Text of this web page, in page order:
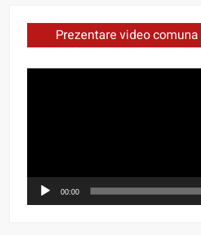
Prezentare video
00:00